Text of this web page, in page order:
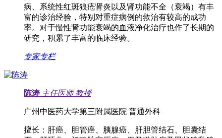
病、系统性红斑狼疮肾炎以及肾功能不全（衰竭）有丰
富的诊治经验，特别对重症病例的救治有较高的成功
率。对于慢性肾功能衰竭的血液净化治疗也作了长期的
研究，积累了丰富的临床经验。
专家专栏
陈涛 主任医师 教授
广州中医药大学第三附属医院 普通外科
擅长： 肝癌、胆管癌、胰腺癌、肝胆管结石、胆囊结